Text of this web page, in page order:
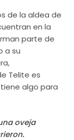
de la aldea de
en la
parte de
a su
Telite es
algo para
oveja